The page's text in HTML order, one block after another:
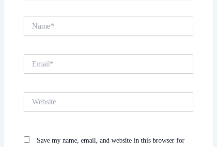
Save my name, email, and website in this browser for